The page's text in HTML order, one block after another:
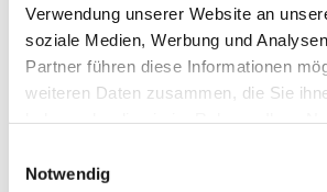
Verwendung unserer Website an
soziale Medien, Werbung und
Partner führen diese Informationen
weiteren Daten zusammen, die Sie
Notwendig
Karrierechancen
Die DVS TECHNOLOGY GROUP
Haben wir Ihr Interesse geweckt? Dann